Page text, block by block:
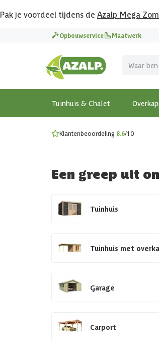
Pak je voordeel tijdens de Azalp Mega
Opbouwservice Maatwerk
Tuinhuis & Chalet
Vier vakantie in je
MEGA zomer kortingen op
Bekijk de actiemodellen
Gratis wandplankset
Ontdek onze metalen
Klantenbeoordeling 8.6/10
Een greep uit
Tuinhuis
Tuinhuis met
Garage
Carport